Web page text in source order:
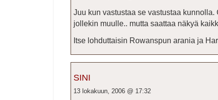
Juu kun vastustaa se vastustaa
jollekin muulle.. mutta saattaa näkyä
Itse lohduttaisin Rowanspun arania ja
SINI
13 lokakuun, 2006 @ 17:32